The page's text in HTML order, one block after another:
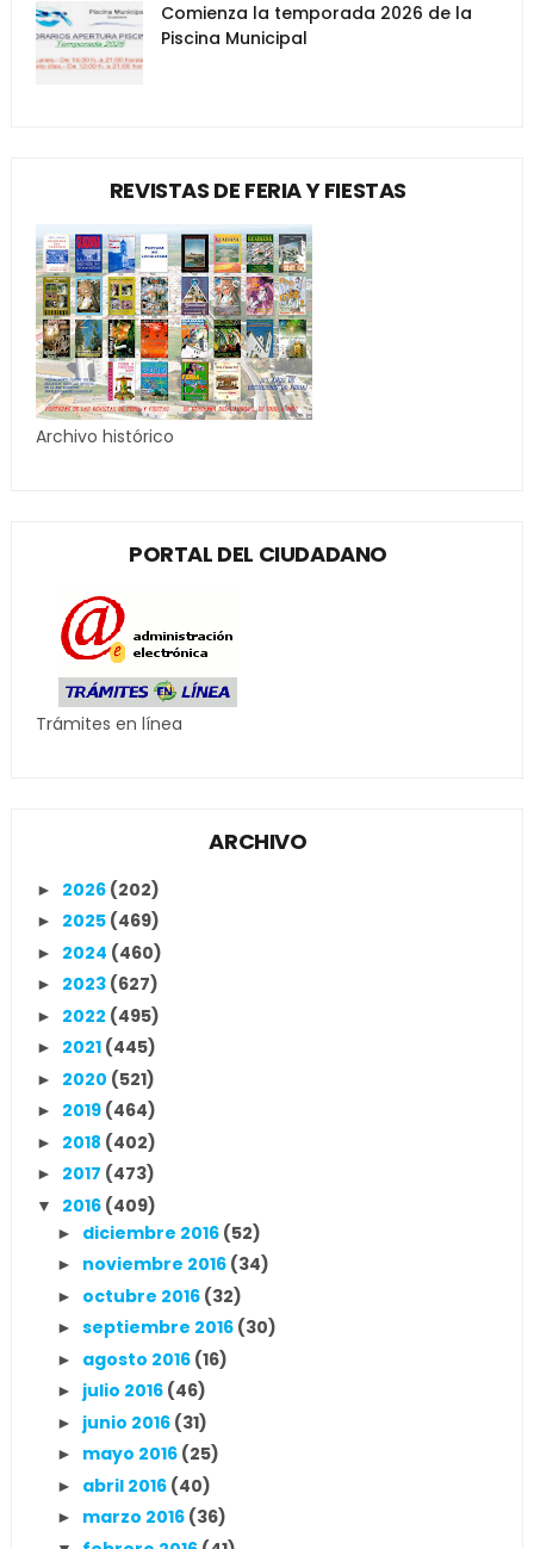
Comienza la temporada 2026 de la
Piscina Municipal
REVISTAS DE FERIA Y FIESTAS
Archivo histórico
PORTAL DEL CIUDADANO
Trámites en línea
ARCHIVO
► 2026 (202)
► 2025 (469)
► 2024 (460)
► 2023 (627)
► 2022 (495)
► 2021 (445)
► 2020 (521)
► 2019 (464)
► 2018 (402)
► 2017 (473)
▼ 2016 (409)
► diciembre 2016 (52)
► noviembre 2016 (34)
► octubre 2016 (32)
► septiembre 2016 (30)
► agosto 2016 (16)
► julio 2016 (46)
► junio 2016 (31)
► mayo 2016 (25)
► abril 2016 (40)
► marzo 2016 (36)